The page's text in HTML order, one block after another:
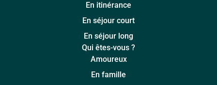
En itinérance
En séjour court
En séjour long
Qui êtes-vous ?
Amoureux
En famille